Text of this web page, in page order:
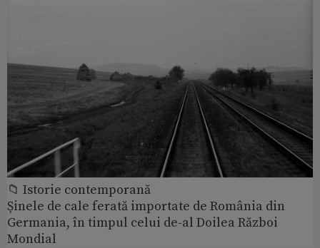
📁 Istorie contemporană
Șinele de cale ferată importate de România din
Germania, în timpul celui de-al Doilea Război
Mondial